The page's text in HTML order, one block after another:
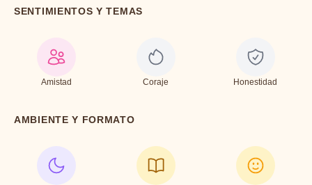
SENTIMIENTOS Y TEMAS
Amistad Coraje Honestidad
AMBIENTE Y FORMATO